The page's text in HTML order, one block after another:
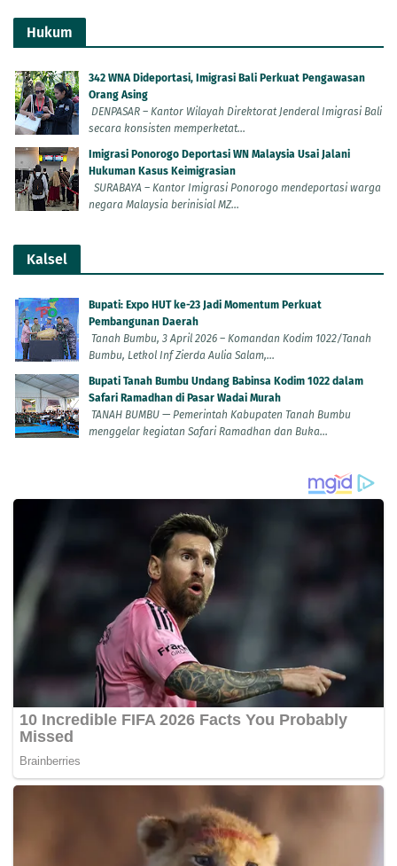
Hukum
342 WNA Dideportasi, Imigrasi Bali Perkuat Pengawasan
Orang Asing
DENPASAR – Kantor Wilayah Direktorat Jenderal Imigrasi Bali
secara konsisten memperketat...
Imigrasi Ponorogo Deportasi WN Malaysia Usai Jalani
Hukuman Kasus Keimigrasian
SURABAYA – Kantor Imigrasi Ponorogo mendeportasi warga
negara Malaysia berinisial MZ...
Kalsel
Bupati: Expo HUT ke-23 Jadi Momentum Perkuat
Pembangunan Daerah
Tanah Bumbu, 3 April 2026 – Komandan Kodim 1022/Tanah
Bumbu, Letkol Inf Zierda Aulia Salam,...
Bupati Tanah Bumbu Undang Babinsa Kodim 1022 dalam
Safari Ramadhan di Pasar Wadai Murah
TANAH BUMBU — Pemerintah Kabupaten Tanah Bumbu
menggelar kegiatan Safari Ramadhan dan Buka...